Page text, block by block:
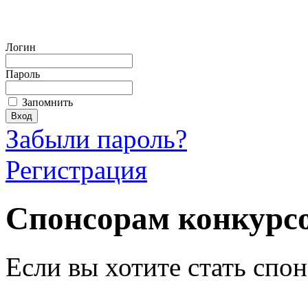
Логин
Пароль
Запомнить
Забыли пароль?
Регистрация
Спонсорам
Если вы хотите стать